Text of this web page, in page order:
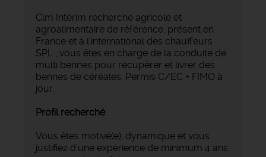
Clm Intérim recherche agricole et
agroalimentaire de référence, présent en
France et à l’international des chauffeurs
SPL , vous êtes en charge de la conduite de
multi bennes pour récupérer et livrer des
bennes de céréales. Permis C/EC + FIMO à
jour.
Profil recherché
Vous êtes motivé(e), dynamique et vous
justifiez d'une expérience de minimum 4 ans